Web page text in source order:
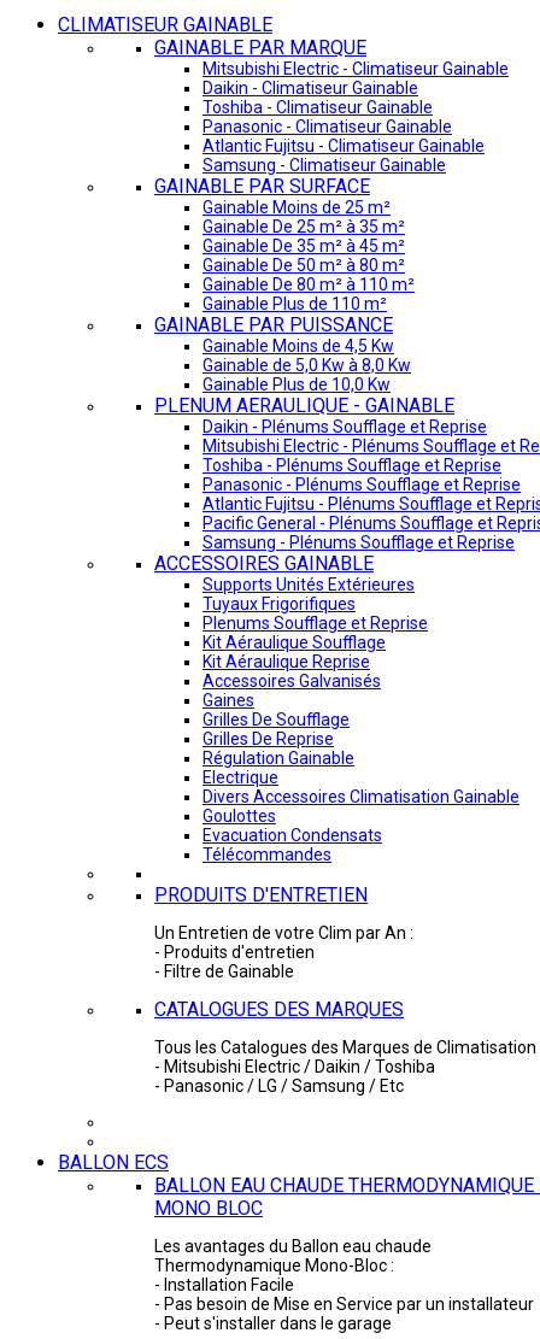
CLIMATISEUR GAINABLE
GAINABLE PAR MARQUE
Mitsubishi Electric - Climatiseur Gainable
Daikin - Climatiseur Gainable
Toshiba - Climatiseur Gainable
Panasonic - Climatiseur Gainable
Atlantic Fujitsu - Climatiseur Gainable
Samsung - Climatiseur Gainable
GAINABLE PAR SURFACE
Gainable Moins de 25 m²
Gainable De 25 m² à 35 m²
Gainable De 35 m² à 45 m²
Gainable De 50 m² à 80 m²
Gainable De 80 m² à 110 m²
Gainable Plus de 110 m²
GAINABLE PAR PUISSANCE
Gainable Moins de 4,5 Kw
Gainable de 5,0 Kw à 8,0 Kw
Gainable Plus de 10,0 Kw
PLENUM AERAULIQUE - GAINABLE
Daikin - Plénums Soufflage et Reprise
Mitsubishi Electric - Plénums Soufflage et
Toshiba - Plénums Soufflage et Reprise
Panasonic - Plénums Soufflage et Reprise
Atlantic Fujitsu - Plénums Soufflage et
Pacific General - Plénums Soufflage et
Samsung - Plénums Soufflage et Reprise
ACCESSOIRES GAINABLE
Supports Unités Extérieures
Tuyaux Frigorifiques
Plenums Soufflage et Reprise
Kit Aéraulique Soufflage
Kit Aéraulique Reprise
Accessoires Galvanisés
Gaines
Grilles De Soufflage
Grilles De Reprise
Régulation Gainable
Electrique
Divers Accessoires Climatisation Gainable
Goulottes
Evacuation Condensats
Télécommandes
PRODUITS D'ENTRETIEN
Un Entretien de votre Clim par An :
- Produits d'entretien
- Filtre de Gainable
CATALOGUES DES MARQUES
Tous les Catalogues des Marques de Climatisation
- Mitsubishi Electric / Daikin / Toshiba
- Panasonic / LG / Samsung / Etc
BALLON ECS
BALLON EAU CHAUDE THERMODYNAMIQUE
MONO BLOC
Les avantages du Ballon eau chaude
Thermodynamique Mono-Bloc :
- Installation Facile
- Pas besoin de Mise en Service par un installateur
- Peut s'installer dans le garage